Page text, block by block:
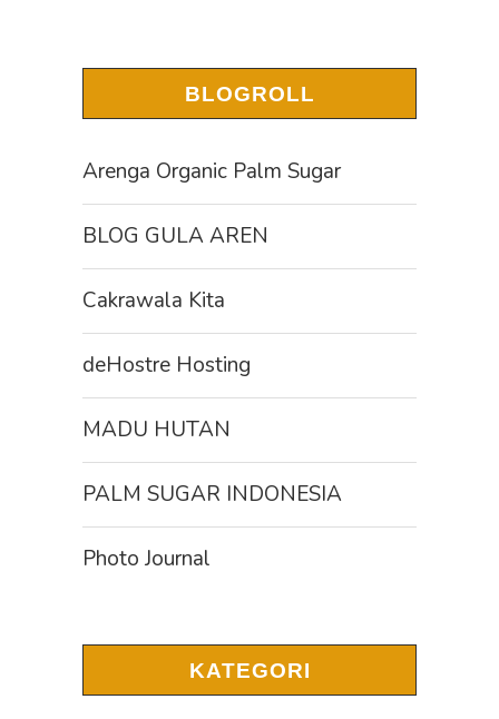
BLOGROLL
Arenga Organic Palm Sugar
BLOG GULA AREN
Cakrawala Kita
deHostre Hosting
MADU HUTAN
PALM SUGAR INDONESIA
Photo Journal
KATEGORI